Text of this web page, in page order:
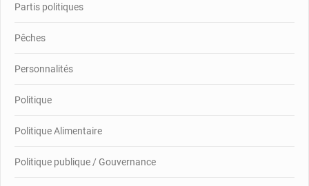
Partis politiques
Pêches
Personnalités
Politique
Politique Alimentaire
Politique publique / Gouvernance